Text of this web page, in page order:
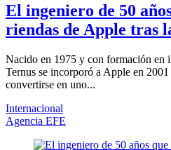
El ingeniero de 50
riendas de Apple tras
Nacido en 1975 y con formación en
Ternus se incorporó a Apple en
convertirse en uno...
Internacional
Agencia EFE